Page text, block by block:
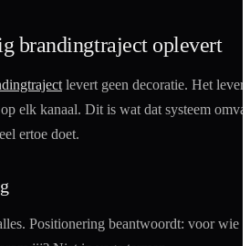
brandingtraject oplevert
levert geen decoratie. Het levert
elk kanaal. Dit is wat dat systeem omvat
ertoe doet.
Positionering beantwoordt: voor wie